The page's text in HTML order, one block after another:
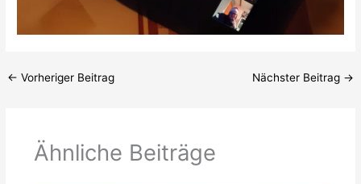
← Vorheriger Beitrag Nächster Beitrag →
Ähnliche Beiträge